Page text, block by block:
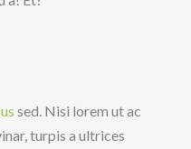
sed. Nisi lorem ut ac
turpis a ultrices